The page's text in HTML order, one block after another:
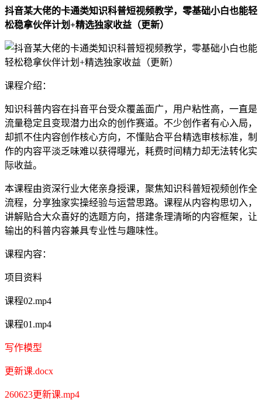
抖音某大佬的卡通类知识科普短视频教学，零基础小白也能轻
松稳拿伙伴计划+精选独家收益（更新）
课程介绍：
知识科普内容在抖音平台受众覆盖面广，用户粘性高，一直是
流量稳定且变现潜力出众的创作赛道。不少创作者有心入局，
却抓不住内容创作核心方向，不懂贴合平台精选审核标准，制
作的内容平淡乏味难以获得曝光，耗费时间精力却无法转化实
际收益。
本课程由资深行业大佬亲身授课，聚焦知识科普短视频创作全
流程，分享独家实操经验与运营思路。课程从内容构思切入，
讲解贴合大众喜好的选题方向，搭建条理清晰的内容框架，让
输出的科普内容兼具专业性与趣味性。
课程内容：
项目资料
课程02.mp4
课程01.mp4
写作模型
更新课.docx
260623更新课.mp4